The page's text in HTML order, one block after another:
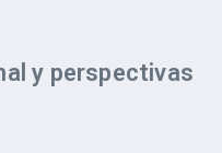
y perspectivas